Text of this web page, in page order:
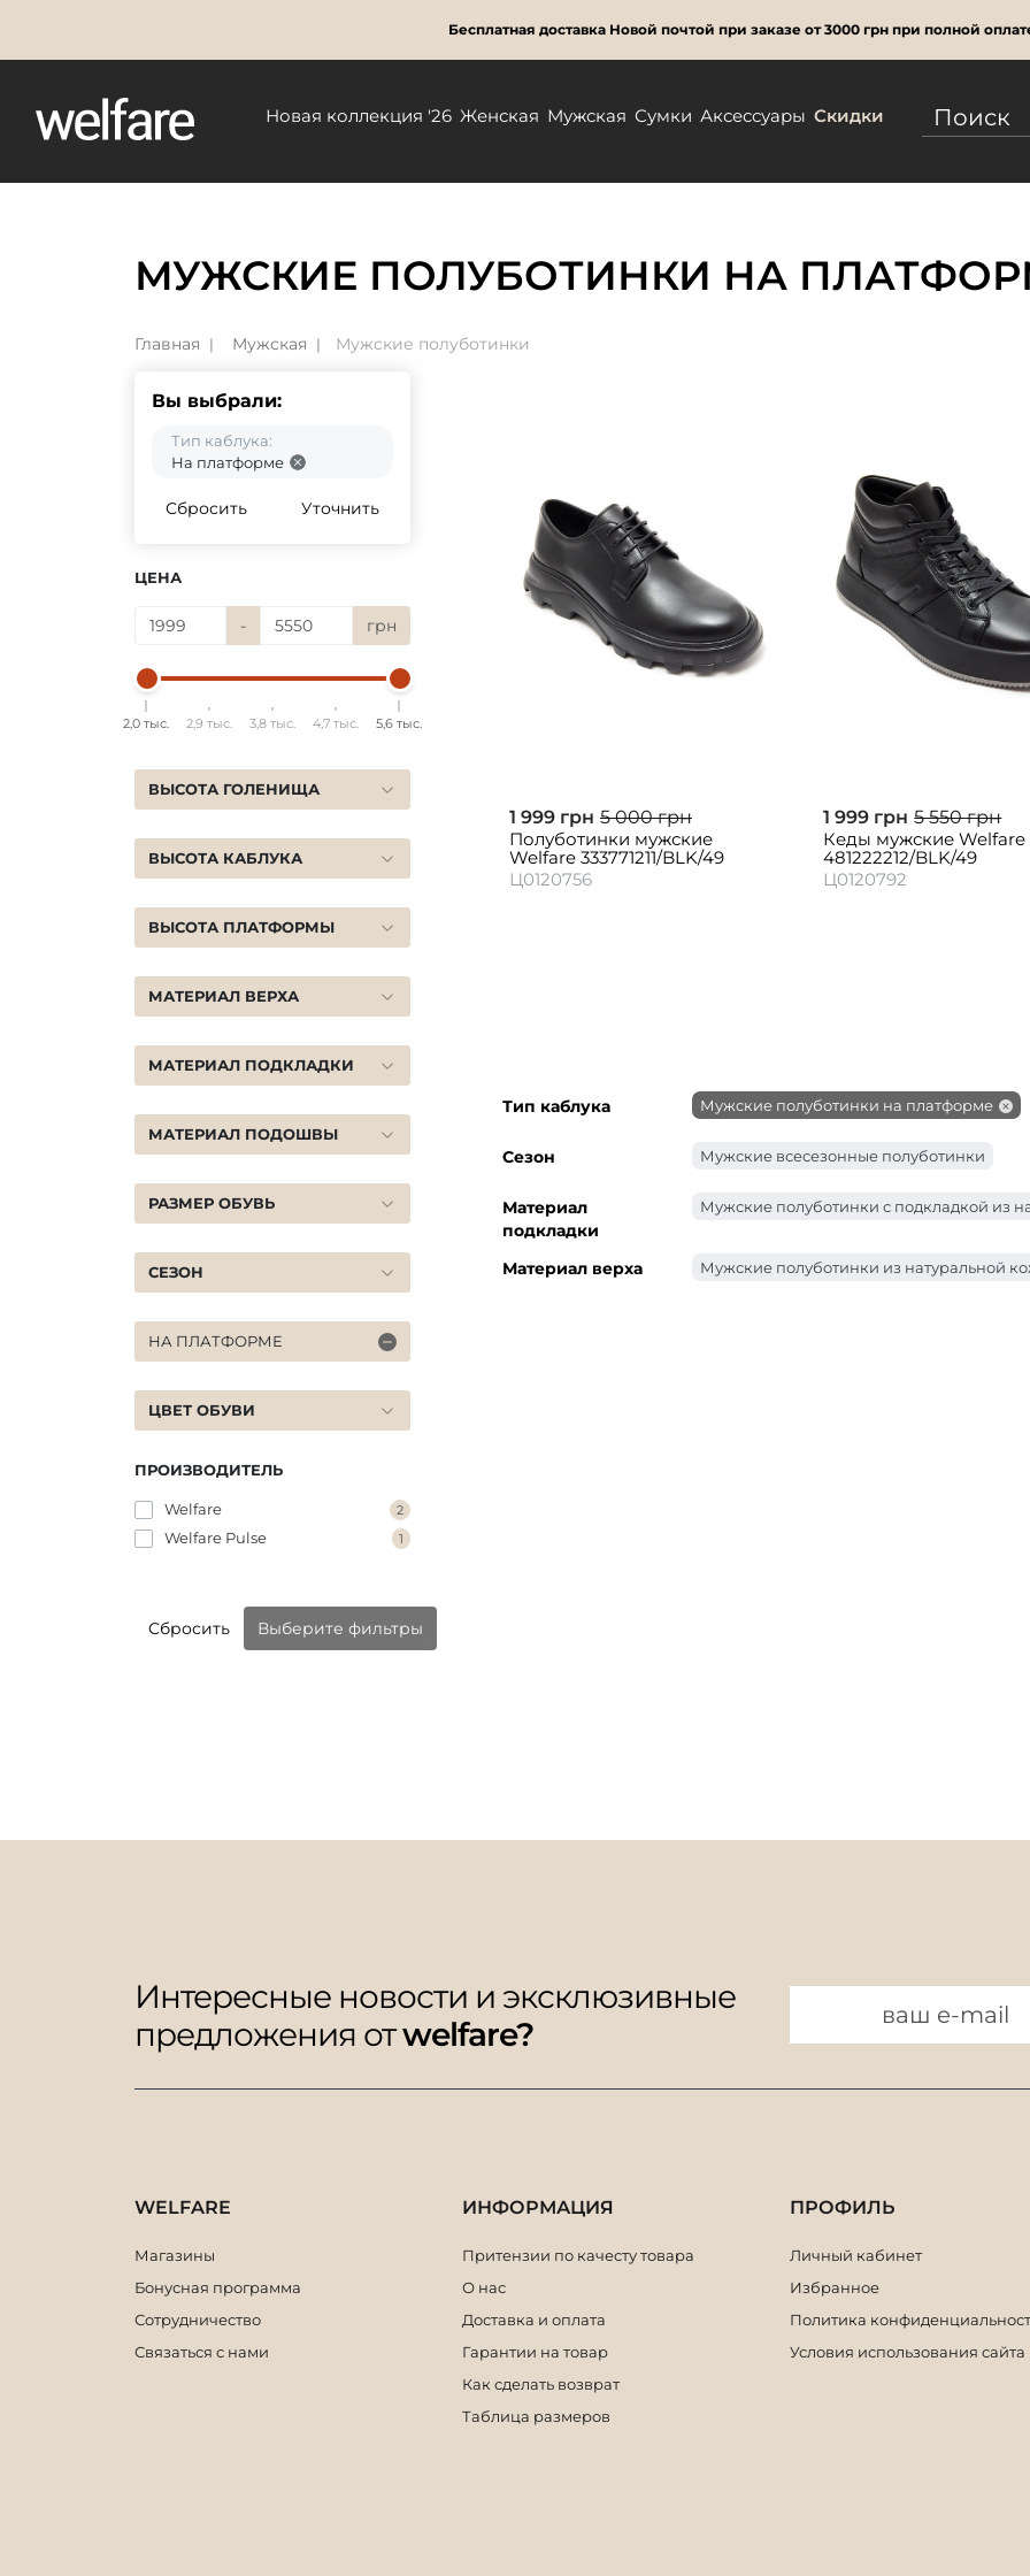
Бесплатная доставка Новой почтой при заказе от 3000 грн при полной
Новая коллекция '26 Женская Мужская Сумки Аксессуары Скидки
МУЖСКИЕ ПОЛУБОТИНКИ НА
Главная Мужская Мужские полуботинки
Вы выбрали:
Тип каблука:
На платформе
Сбросить Уточнить
ЦЕНА
- грн
2,0 тыс. 2,9 тыс. 3,8 тыс. 4,7 тыс. 5,6 тыс.
ВЫСОТА ГОЛЕНИЩА
ВЫСОТА КАБЛУКА
ВЫСОТА ПЛАТФОРМЫ
МАТЕРИАЛ ВЕРХА
МАТЕРИАЛ ПОДКЛАДКИ
МАТЕРИАЛ ПОДОШВЫ
РАЗМЕР ОБУВЬ
СЕЗОН
НА ПЛАТФОРМЕ
ЦВЕТ ОБУВИ
ПРОИЗВОДИТЕЛЬ
Welfare 2
Welfare Pulse 1
Сбросить Выберите фильтры
1 999 грн 5 000 грн
Полуботинки мужские
Welfare 333771211/BLK/49
Ц0120756
1 999 грн 5 550 грн
Кеды мужские Welfare
481222212/BLK/49
Ц0120792
Тип каблука Мужские полуботинки на платформе
Сезон Мужские всесезонные полуботинки
Материал
подкладки
Мужские полуботинки с подкладкой из
Материал верха Мужские полуботинки из натуральной
Интересные новости и эксклюзивные
предложения отwelfare?
WELFARE
Магазины
Бонусная программа
Сотрудничество
Связаться с нами
ИНФОРМАЦИЯ
Притензии по качесту товара
О нас
Доставка и оплата
Гарантии на товар
Как сделать возврат
Таблица размеров
ПРОФИЛЬ
Личный кабинет
Избранное
Политика
Условия использования сайта